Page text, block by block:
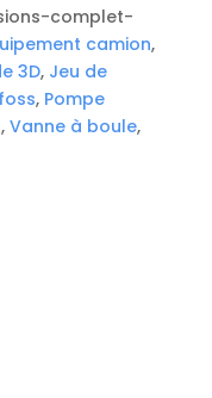
complet-
camion,
3D, Jeu de
, Pompe
, Vanne à boule,